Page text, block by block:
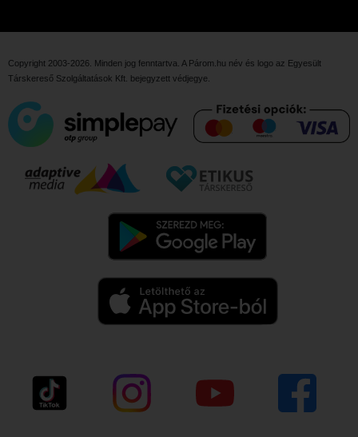
Copyright 2003-2026. Minden jog fenntartva. A Párom.hu név és logo az Egyesült
Társkereső Szolgáltatások Kft. bejegyzett védjegye.